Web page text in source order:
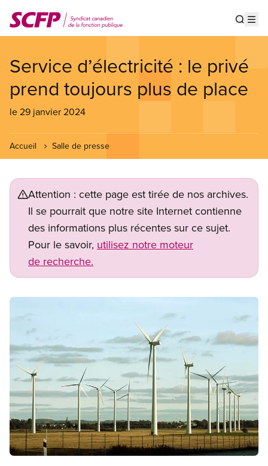
au
contenu
Service d’électricité : le privé
prend toujours plus de place
le 29 janvier 2024
Accueil Salle de presse
Attention : cette page est tirée de nos archives.
Il se pourrait que notre site Internet contienne
des informations plus récentes sur ce sujet.
Pour le savoir, utilisez notre moteur
de recherche.
Image